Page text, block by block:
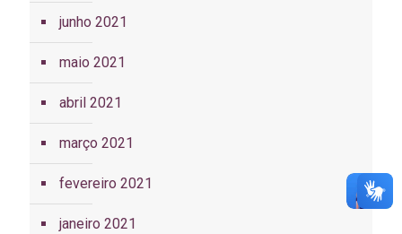
junho 2021
maio 2021
abril 2021
março 2021
fevereiro 2021
janeiro 2021